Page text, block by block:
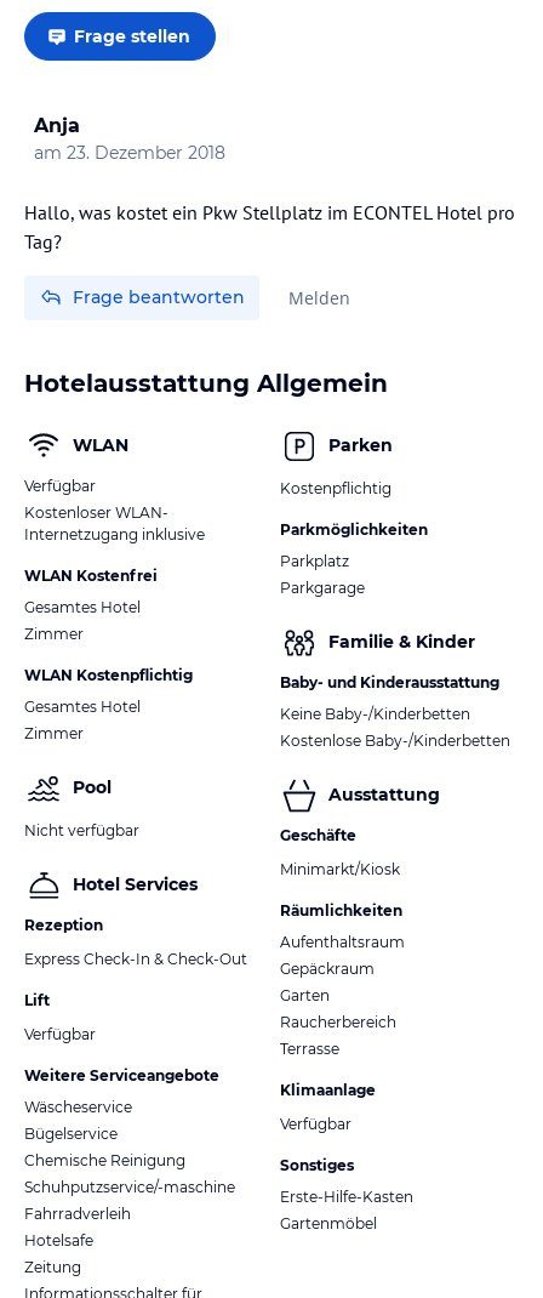
Frage stellen
Anja
am 23. Dezember 2018
Hallo, was kostet ein Pkw Stellplatz im ECONTEL Hotel pro
Tag?
Frage beantworten Melden
Hotelausstattung Allgemein
WLAN
Verfügbar
Kostenloser WLAN-
Internetzugang inklusive
WLAN Kostenfrei
Gesamtes Hotel
Zimmer
WLAN Kostenpflichtig
Gesamtes Hotel
Zimmer
Pool
Nicht verfügbar
Hotel Services
Rezeption
Express Check-In & Check-Out
Lift
Verfügbar
Weitere Serviceangebote
Wäscheservice
Bügelservice
Chemische Reinigung
Schuhputzservice/-maschine
Fahrradverleih
Hotelsafe
Zeitung
Informationsschalter für
Parken
Kostenpflichtig
Parkmöglichkeiten
Parkplatz
Parkgarage
Familie & Kinder
Baby- und Kinderausstattung
Keine Baby-/Kinderbetten
Kostenlose Baby-/Kinderbetten
Ausstattung
Geschäfte
Minimarkt/Kiosk
Räumlichkeiten
Aufenthaltsraum
Gepäckraum
Garten
Raucherbereich
Terrasse
Klimaanlage
Verfügbar
Sonstiges
Erste-Hilfe-Kasten
Gartenmöbel